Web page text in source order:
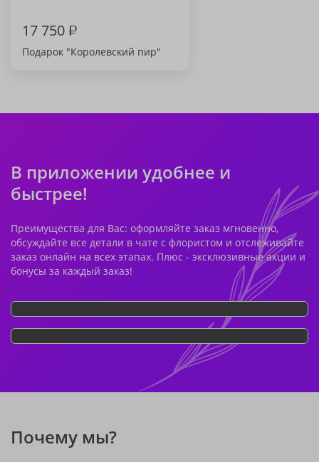
17 750₽
Подарок "Королевский пир"
В приложении удобнее и
быстрее!
Преимущества для Вас: оформляйте заказ мгновенно,
обсуждайте все детали в чате с флористом и отслеживайте
заказ онлайн на всех этапах. Плюс - эксклюзивные акции и
бонусы за каждый заказ!
Почему мы?